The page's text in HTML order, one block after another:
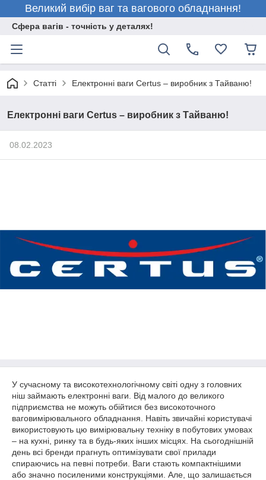
Великий вибір ваг та вагового обладнання!
Сфера вагів - точність у деталях!
Статті Електронні ваги Certus – виробник з Тайваню!
Електронні ваги Certus – виробник з Тайваню!
08.02.2023
У сучасному та високотехнологічному світі одну з головних
ніш займають електронні ваги. Від малого до великого
підприємства не можуть обійтися без високоточного
ваговимірювального обладнання. Навіть звичайні користувачі
використовують цю вимірювальну техніку в побутових умовах
– на кухні, ринку та в будь-яких інших місцях. На сьогоднішній
день всі бренди прагнуть оптимізувати свої прилади
спираючись на певні потреби. Ваги стають компактнішими
або значно посиленими конструкціями. Але, що залишається